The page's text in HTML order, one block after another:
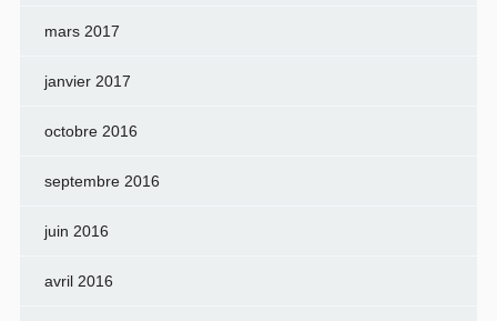
mars 2017
janvier 2017
octobre 2016
septembre 2016
juin 2016
avril 2016